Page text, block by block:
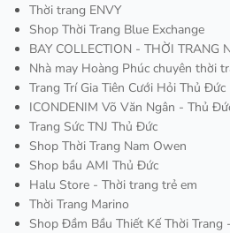
Thời trang ENVY
Shop Thời Trang Blue Exchange
BAY COLLECTION - THỜI TRANG
Nhà may Hoàng Phúc chuyên thời
Trang Trí Gia Tiên Cưới Hỏi Thủ Đức
ICONDENIM Võ Văn Ngân - Thủ
Trang Sức TNJ Thủ Đức
Shop Thời Trang Nam Owen
Shop bầu AMI Thủ Đức
Halu Store - Thời trang trẻ em
Thời Trang Marino
Shop Đầm Bầu Thiết Kế Thời Trang